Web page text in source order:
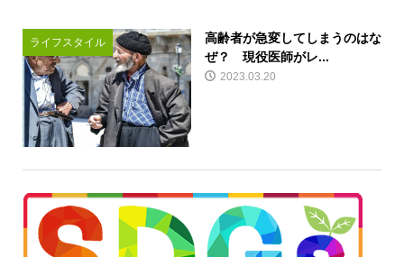
ライフスタイル
高齢者が急変してしまうのはな
ぜ？ 現役医師がレ...
2023.03.20